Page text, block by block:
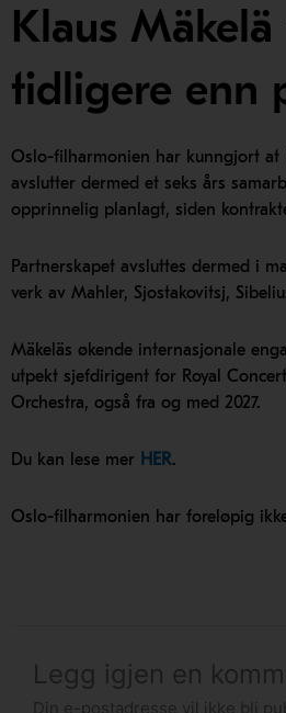
Klaus
tidligere enn
Oslo-filharmonien har kunngjort at
avslutter dermed et seks års
opprinnelig planlagt, siden
Partnerskapet avsluttes dermed i
verk av Mahler, Sjostakovitsj,
Mäkeläs økende internasjonale
utpekt sjefdirigent for Royal
Orchestra, også fra og med 2027.
Du kan lese mer HER.
Oslo-filharmonien har foreløpig
Legg igjen en
Din e-postadresse vil ikke bli